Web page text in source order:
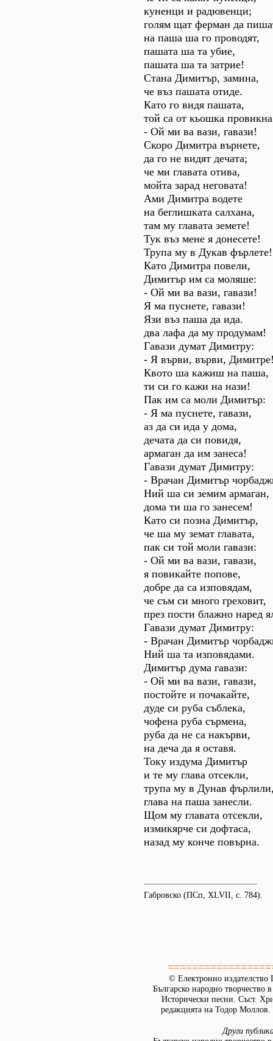
куненци и радювенци;
голям щат ферман да
на паша ша го проводят,
пашата ша та убие,
пашата ша та затрие!
Стана Димитър, замина,
че въз пашата отиде.
Като го видя пашата,
той са от кьошка провикна
- Ой ми ва вази, гавази!
Скоро Димитра върнете,
да го не видят дечата;
че ми главата отива,
мойта зарад неговата!
Ами Димитра водете
на беглишката салхана,
там му главата земете!
Тук въз мене я донесете!
Трупа му в Дукав фърлете!
Като Димитра повели,
Димитър им са моляше:
- Ой ми ва вази, гавази!
Я ма пуснете, гавази!
Язи въз паша да ида.
два лафа да му продумам!
Гавази думат Димитру:
- Я върви, върви,
Квото ша кажиш на паша,
ти си го кажи на нази!
Пак им са моли Димитър:
- Я ма пуснете, гавази,
аз да си ида у дома,
дечата да си повидя,
армаган да им занеса!
Гавази думат Димитру:
- Врачан Димитър
Ний ша си земим армаган,
дома ти ша го занесем!
Като си позна Димитър,
че ша му земат главата,
пак си той моли гавази:
- Ой ми ва вази, гавази,
я повикайте попове,
добре да са изповядам,
че съм си много греховит,
през пости блажно наред
Гавази думат Димитру:
- Врачан Димитър
Ний ша та изповядами.
Димитър дума гавази:
- Ой ми ва вази, гавази,
постойте и почакайте,
дуде си руба съблека,
чофена руба сърмена,
руба да не са накърви,
на деча да я оставя.
Току издума Димитър
и те му глава отсекли,
трупа му в Дунав
глава на паша занесли.
Щом му главата отсекли,
измикярче си дофтаса,
назад му конче повърна.
Габровско (ПСп, ХLVІІ, с. 784).
© Електронно издателство
Българско народно творчество
Исторически песни. Съст.
редакцията на Тодор
Други